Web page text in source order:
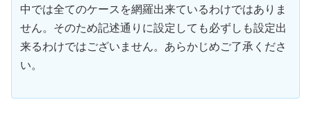
中では全てのケースを網羅出来ているわけではありま
せん。そのため記述通りに設定しても必ずしも設定出
来るわけではございません。あらかじめご了承くださ
い。